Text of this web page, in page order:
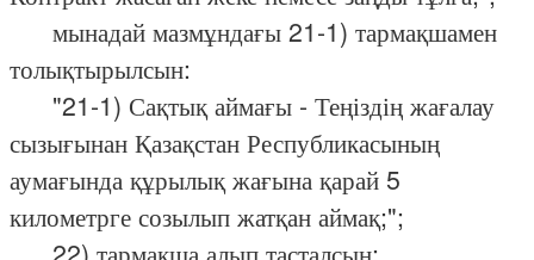
мынадай мазмұндағы 21-1) тармақшамен
толықтырылсын:
"21-1) Сақтық аймағы - Теңіздің жағалау
сызығынан Қазақстан Республикасының
аумағында құрылық жағына қарай 5
километрге созылып жатқан аймақ;";